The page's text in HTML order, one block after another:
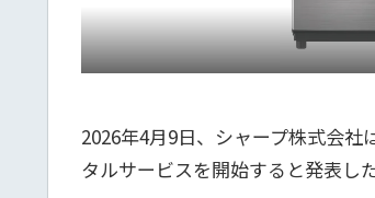
2026年4月9日、シャープ株式会
タルサービスを開始すると発表した